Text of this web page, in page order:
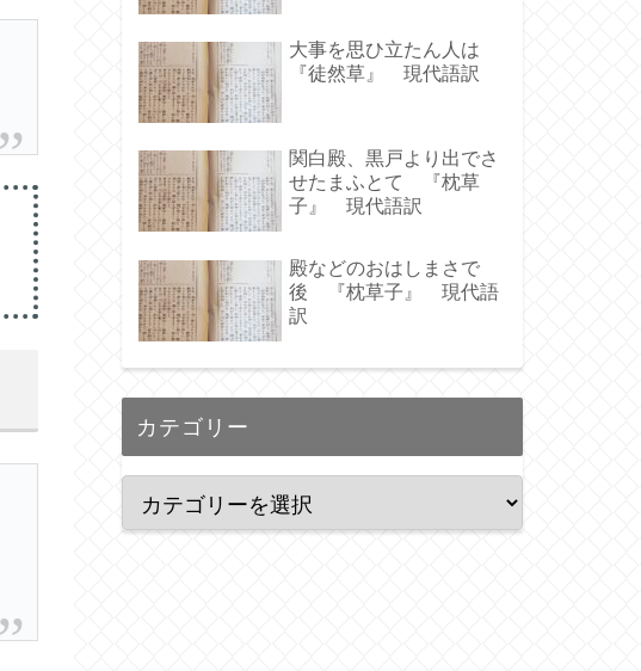
大事を思ひ立たん人は
『徒然草』 現代語訳
関白殿、黒戸より出でさ
せたまふとて 『枕草
子』 現代語訳
殿などのおはしまさで
後 『枕草子』 現代語
訳
カテゴリー